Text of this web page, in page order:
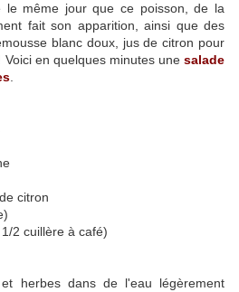
le même jour que ce poisson, de la
fait son apparition, ainsi que des
blanc doux, jus de citron pour
en quelques minutes une salade
citron
2 cuillère à café)
herbes dans de l'eau légèrement